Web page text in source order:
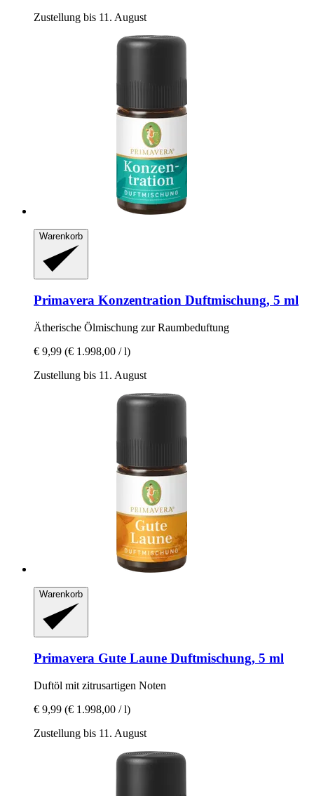
Zustellung bis 11. August
Warenkorb
Primavera Konzentration Duftmischung, 5 ml
Ätherische Ölmischung zur Raumbeduftung
€ 9,99 (€ 1.998,00 / l)
Zustellung bis 11. August
Warenkorb
Primavera Gute Laune Duftmischung, 5 ml
Duftöl mit zitrusartigen Noten
€ 9,99 (€ 1.998,00 / l)
Zustellung bis 11. August